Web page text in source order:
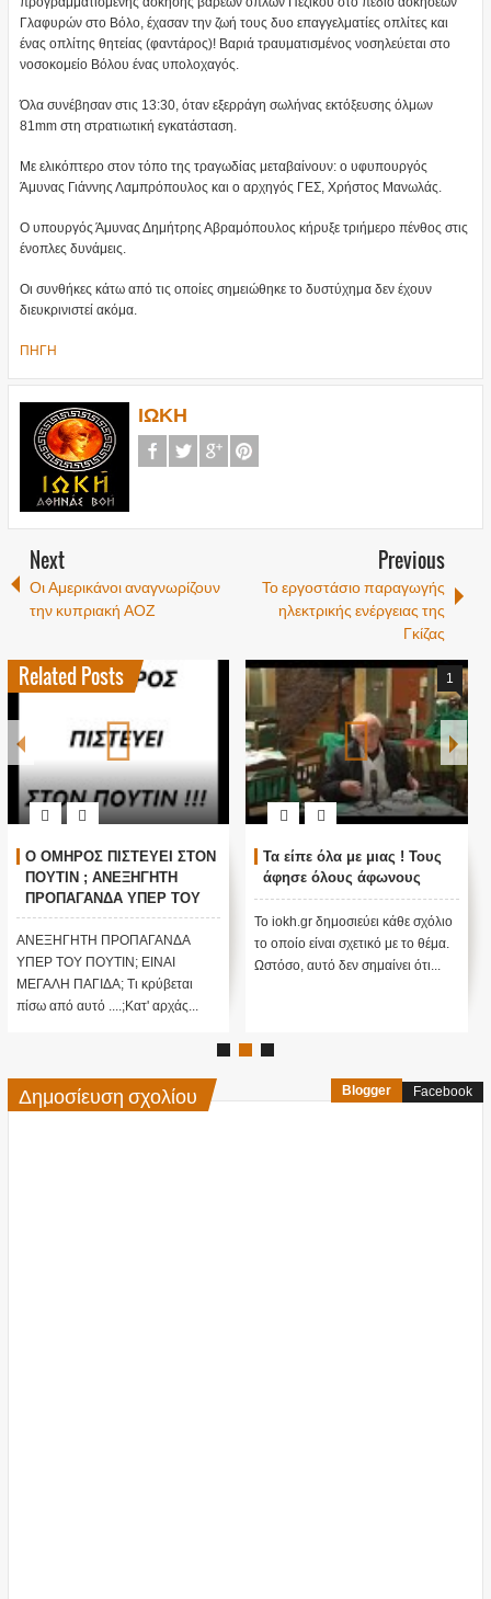
Γλαφυρών στο Βόλο, έχασαν την ζωή τους δυο επαγγελματίες οπλίτες και
ένας οπλίτης θητείας (φαντάρος)! Βαριά τραυματισμένος νοσηλεύεται στο
νοσοκομείο Βόλου ένας υπολοχαγός.
Όλα συνέβησαν στις 13:30, όταν εξερράγη σωλήνας εκτόξευσης όλμων
81mm στη στρατιωτική εγκατάσταση.
Με ελικόπτερο στον τόπο της τραγωδίας μεταβαίνουν: ο υφυπουργός
Άμυνας Γιάννης Λαμπρόπουλος και ο αρχηγός ΓΕΣ, Χρήστος Μανωλάς.
Ο υπουργός Άμυνας Δημήτρης Αβραμόπουλος κήρυξε τριήμερο πένθος στις
ένοπλες δυνάμεις.
Οι συνθήκες κάτω από τις οποίες σημειώθηκε το δυστύχημα δεν έχουν
διευκρινιστεί ακόμα.
ΠΗΓΗ
ΙΩΚΗ
Next
Οι Αμερικάνοι αναγνωρίζουν
την κυπριακή ΑΟΖ
Previous
Το εργοστάσιο παραγωγής
ηλεκτρικής ενέργειας της
Γκίζας
Related Posts
Ο ΟΜΗΡΟΣ ΠΙΣΤΕΥΕΙ ΣΤΟΝ
ΠΟΥΤΙΝ ; ΑΝΕΞΗΓΗΤΗ
ΠΡΟΠΑΓΑΝΔΑ ΥΠΕΡ ΤΟΥ
ΠΟΥΤΙΝ;
ΑΝΕΞΗΓΗΤΗ ΠΡΟΠΑΓΑΝΔΑ
ΥΠΕΡ ΤΟΥ ΠΟΥΤΙΝ; ΕΙΝΑΙ
ΜΕΓΑΛΗ ΠΑΓΙΔΑ; Τι κρύβεται
πίσω από αυτό ....;Κατ' αρχάς...
1
Τα είπε όλα με μιας ! Τους
άφησε όλους άφωνους
Το iokh.gr δημοσιεύει κάθε σχόλιο
το οποίο είναι σχετικό με το θέμα.
Ωστόσο, αυτό δεν σημαίνει ότι...
Δημοσίευση σχολίου Blogger Facebook